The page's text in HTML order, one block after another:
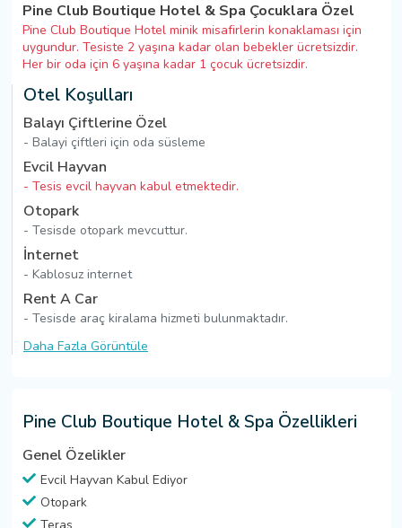
Pine Club Boutique Hotel & Spa Çocuklara Özel
Pine Club Boutique Hotel minik misafirlerin konaklaması için
uygundur. Tesiste 2 yaşına kadar olan bebekler ücretsizdir.
Her bir oda için 6 yaşına kadar 1 çocuk ücretsizdir.
Otel Koşulları
Balayı Çiftlerine Özel
- Balayi çiftleri için oda süsleme
Evcil Hayvan
- Tesis evcil hayvan kabul etmektedir.
Otopark
- Tesisde otopark mevcuttur.
İnternet
- Kablosuz internet
Rent A Car
- Tesisde araç kiralama hizmeti bulunmaktadır.
Daha Fazla Görüntüle
Pine Club Boutique Hotel & Spa Özellikleri
Genel Özelikler
Evcil Hayvan Kabul Ediyor
Otopark